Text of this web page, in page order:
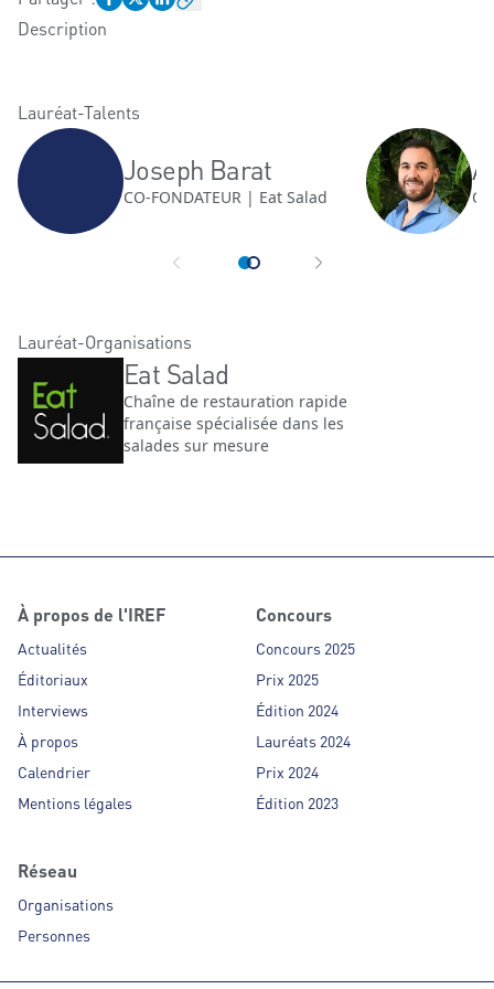
Description
Lauréat-Talents
Joseph Barat
CO-FONDATEUR | Eat Salad
Lauréat-Organisations
Eat Salad
Chaîne de restauration rapide
française spécialisée dans les
salades sur mesure
À propos de l'IREF
Actualités
Éditoriaux
Interviews
À propos
Calendrier
Mentions légales
Concours
Concours 2025
Prix 2025
Édition 2024
Lauréats 2024
Prix 2024
Édition 2023
Réseau
Organisations
Personnes